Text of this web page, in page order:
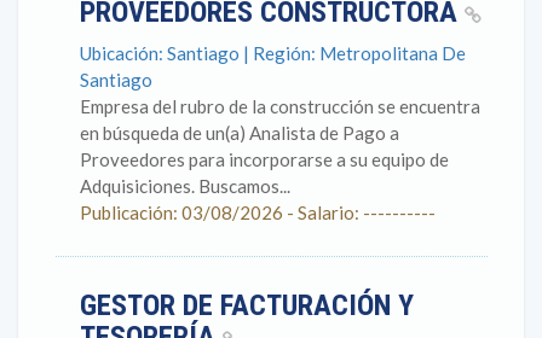
PROVEEDORES CONSTRUCTORA
Ubicación: Santiago | Región: Metropolitana De
Santiago
Empresa del rubro de la construcción se encuentra
en búsqueda de un(a) Analista de Pago a
Proveedores para incorporarse a su equipo de
Adquisiciones. Buscamos...
Publicación: 03/08/2026 - Salario: ----------
GESTOR DE FACTURACIÓN Y